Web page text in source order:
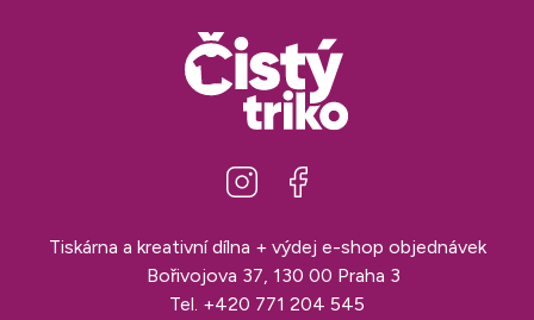
Tiskárna a kreativní dílna + výdej e-shop objednávek
Bořivojova 37, 130 00 Praha 3
Tel. +420 771 204 545